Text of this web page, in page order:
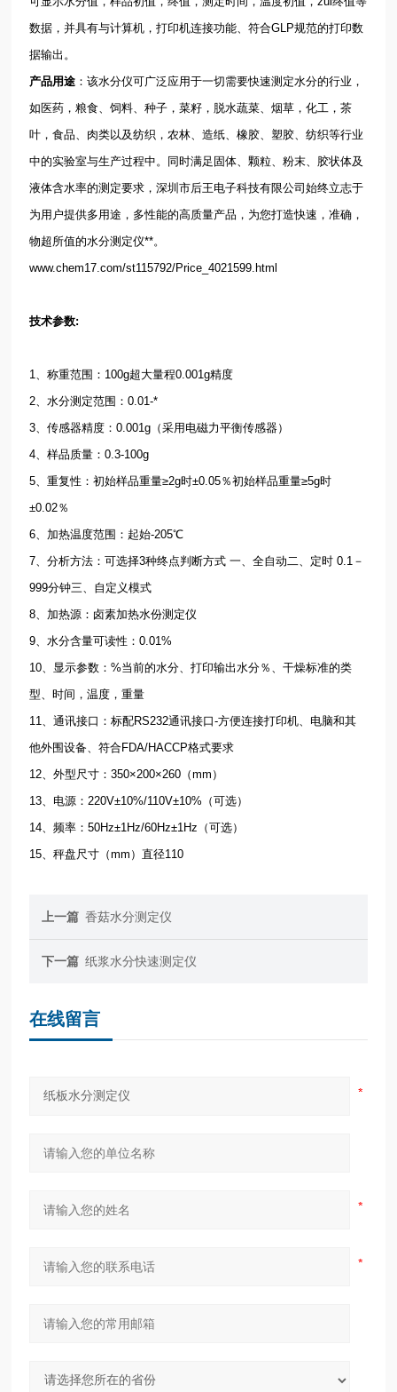
数据，并具有与计算机，打印机连接功能、符合GLP规范的打印数
据输出。
产品用途 ：该水分仪可广泛应用于一切需要快速测定水分的行业，
如医药，粮食、饲料、种子，菜籽，脱水蔬菜、烟草，化工，茶
叶，食品、肉类以及纺织，农林、造纸、橡胶、塑胶、纺织等行业
中的实验室与生产过程中。同时满足固体、颗粒、粉末、胶状体及
液体含水率的测定要求，深圳市后王电子科技有限公司始终立志于
为用户提供多用途，多性能的高质量产品，为您打造快速，准确，
物超所值的水分测定仪**。
www.chem17.com/st115792/Price_4021599.html
技术参数:
1、称重范围：100g超大量程0.001g精度
2、水分测定范围：0.01-*
3、传感器精度：0.001g（采用电磁力平衡传感器）
4、样品质量：0.3-100g
5、重复性：初始样品重量≥2g时±0.05％初始样品重量≥5g时
±0.02％
6、加热温度范围：起始-205℃
7、分析方法：可选择3种终点判断方式 一、全自动二、定时 0.1－
999分钟三、自定义模式
8、加热源：卤素加热水份测定仪
9、水分含量可读性：0.01%
10、显示参数：%当前的水分、打印输出水分％、干燥标准的类
型、时间，温度，重量
11、通讯接口：标配RS232通讯接口-方便连接打印机、电脑和其
他外围设备、符合FDA/HACCP格式要求
12、外型尺寸：350×200×260（mm）
13、电源：220V±10%/110V±10%（可选）
14、频率：50Hz±1Hz/60Hz±1Hz（可选）
15、秤盘尺寸（mm）直径110
上一篇 香菇水分测定仪
下一篇 纸浆水分快速测定仪
在线留言